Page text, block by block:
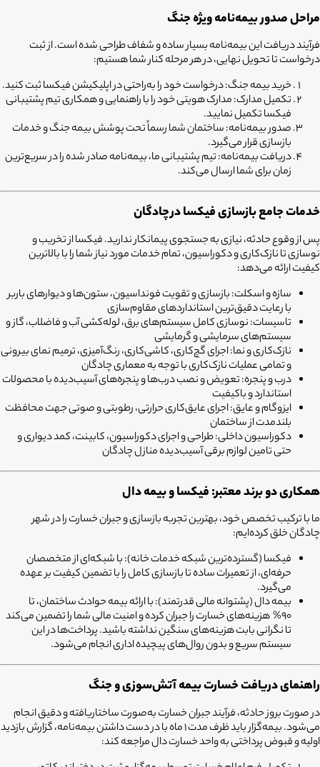
مراحل صدور بیمه‌نامه ویژه جنگ
فرآیند دریافت این بیمه‌نامه بسیار ساده و شفاف طراحی شده است. از ثبت
درخواست تا تحویل نهایی، در هر مرحله کنار شما هستیم:
خرید بیمه جنگ:درخواست خود را به‌راحتی در اپلیکیشن فیکسا ثبت کنید.
تکمیل مدارک:مدارک هویتی خود را با راهنمایی و همکاری تیم پشتیبانی
فیکسا تکمیل نمایید.
صدور بیمه‌نامه:ساختمان شما رسماً تحت پوشش بیمه جنگ و خدمات
بازسازی قرار می‌گیرد.
دریافت بیمه‌نامه:تیم پشتیبانی ما، بیمه‌نامه صادر شده را در سریع‌ترین
زمان برای شما ارسال می‌کند.
خدمات جامع بازسازی فیکسا درچادگان
پس از وقوع حادثه، نیازی به جستجوی پیمانکار ندارید. فیکسا از تخریب و
نوسازی تا نازک‌کاری و دکوراسیون، تمام خدمات مورد نیاز شما را با بالاترین
کیفیت ارائه می‌دهد:
سازه و اسکلت:بازسازی و تقویت فونداسیون، ستون‌ها و دیوارهای باربر
با رعایت دقیق‌ترین استانداردهای مقاوم‌سازی
تاسیسات:نوسازی کامل سیستم‌های برق، لوله‌کشی آب و فاضلاب، گاز و
سیستم‌های سرمایشی و گرمایشی
نازک‌کاری و نما:اجرای گچ‌کاری، کاشی‌کاری، رنگ‌آمیزی، ترمیم نمای بیرونی
و تمامی عملیات نازک‌کاری با توجه به معماری چادگان
درب و پنجره:تعویض و نصب درب‌ها و پنجره‌های آسیب‌دیده با محصولات
استاندارد و باکیفیت
ایزوگام و عایق:اجرای عایق‌کاری حرارتی، رطوبتی و صوتی جهت محافظت
بلندمدت از ساختمان
دکوراسیون داخلی:طراحی و اجرای دکوراسیون، کابینت، کمد دیواری و
حتی تامین لوازم برقی آسیب‌دیده منازل چادگان
همکاری دو برند معتبر: فیکسا و بیمه دال
ما با ترکیب تخصص خود، بهترین تجربه بازسازی و جبران خسارت را در شهر
چادگان خلق کرده‌ایم:
فیکسا (گسترده‌ترین شبکه خدمات خانه):با شبکه‌ای از متخصصان
حرفه‌ای، از تعمیرات ساده تا بازسازی کامل را با تضمین کیفیت بر عهده
می‌گیرد.
بیمه دال (پشتوانه مالی قدرتمند):با ارائه بیمه حوادث ساختمان، تا
90% هزینه‌های خسارت را جبران کرده و امنیت مالی شما را تضمین می‌کند
تا نگرانی بابت هزینه‌های سنگین نداشته باشید. پرداخت‌ها در این
سیستم سریع و بدون روال‌های پیچیده اداری انجام می‌شود.
راهنمای دریافت خسارت بیمه آتش‌سوزی و جنگ
در صورت بروز حادثه، فرآیند جبران خسارت به‌صورت ساختاریافته و دقیق انجام
می‌شود. بیمه‌گزار باید ظرف مدت 1 ماه با در دست داشتن بیمه‌نامه، گزارش بازدید
اولیه و قبوض پرداختی به واحد خسارت دال مراجعه کند: